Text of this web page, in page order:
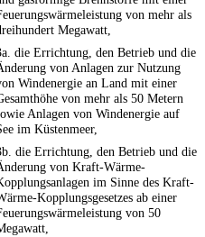
von mehr als
Megawatt,
die Errichtung, den Betrieb und die
von Anlagen zur Nutzung
Windenergie an Land mit einer
von mehr als 50 Metern
Anlagen von Windenergie auf
im Küstenmeer,
die Errichtung, den Betrieb und die
von Kraft-Wärme-
im Sinne des Kraft-
Kopplungsgesetzes ab einer
von 50